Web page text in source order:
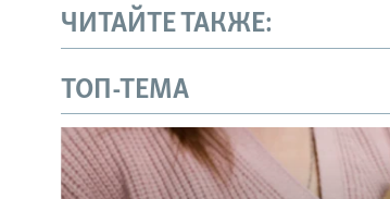
ЧИТАЙТЕ ТАКЖЕ:
ТОП-ТЕМА